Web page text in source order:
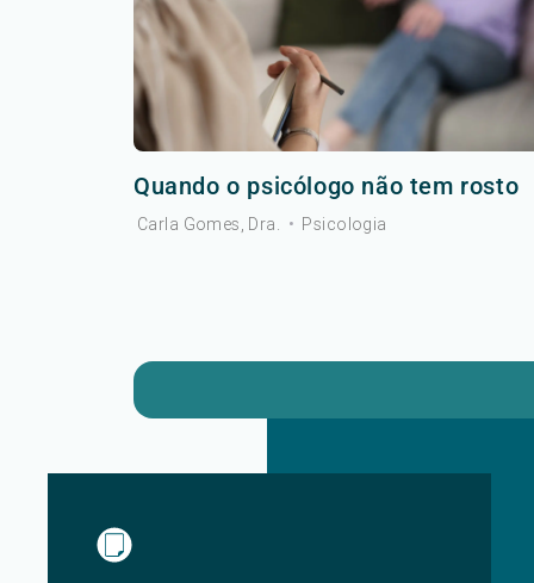
Quando o psicólogo não tem rosto
Carla Gomes, Dra. • Psicologia